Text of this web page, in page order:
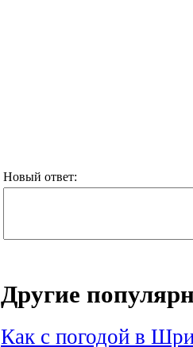
Новый ответ:
Другие
Как с погодой в